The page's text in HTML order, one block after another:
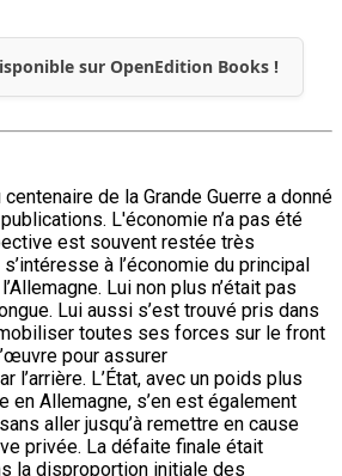
sur OpenEdition Books !
de la Grande Guerre a donné
L'économie n’a pas été
est souvent restée très
à l’économie du principal
Lui non plus n’était pas
Lui aussi s’est trouvé pris dans
toutes ses forces sur le front
pour assurer
l’arrière. L’État, avec un poids plus
en Allemagne, s’en est également
aller jusqu’à remettre en cause
privée. La défaite finale était
la dispro­portion initiale des